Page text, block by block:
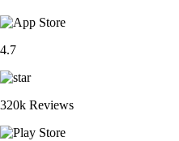
4.7
320k Reviews